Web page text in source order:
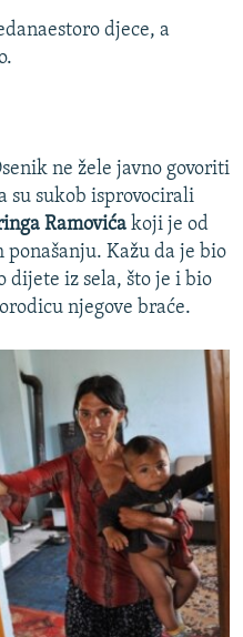
djece, a
ne žele javno govoriti
su sukob isprovocirali
Ramovića koji je od
Kažu da je bio
dijete iz sela, što je i bio
njegove braće.